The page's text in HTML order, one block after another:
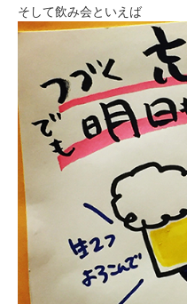
そして飲み会といえば